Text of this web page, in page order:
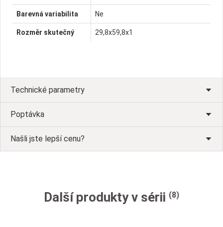
Barevná variabilita Ne
Rozměr skutečný 29,8x59,8x1
Technické parametry
Poptávka
Našli jste lepší cenu?
Další produkty v sérii (8)